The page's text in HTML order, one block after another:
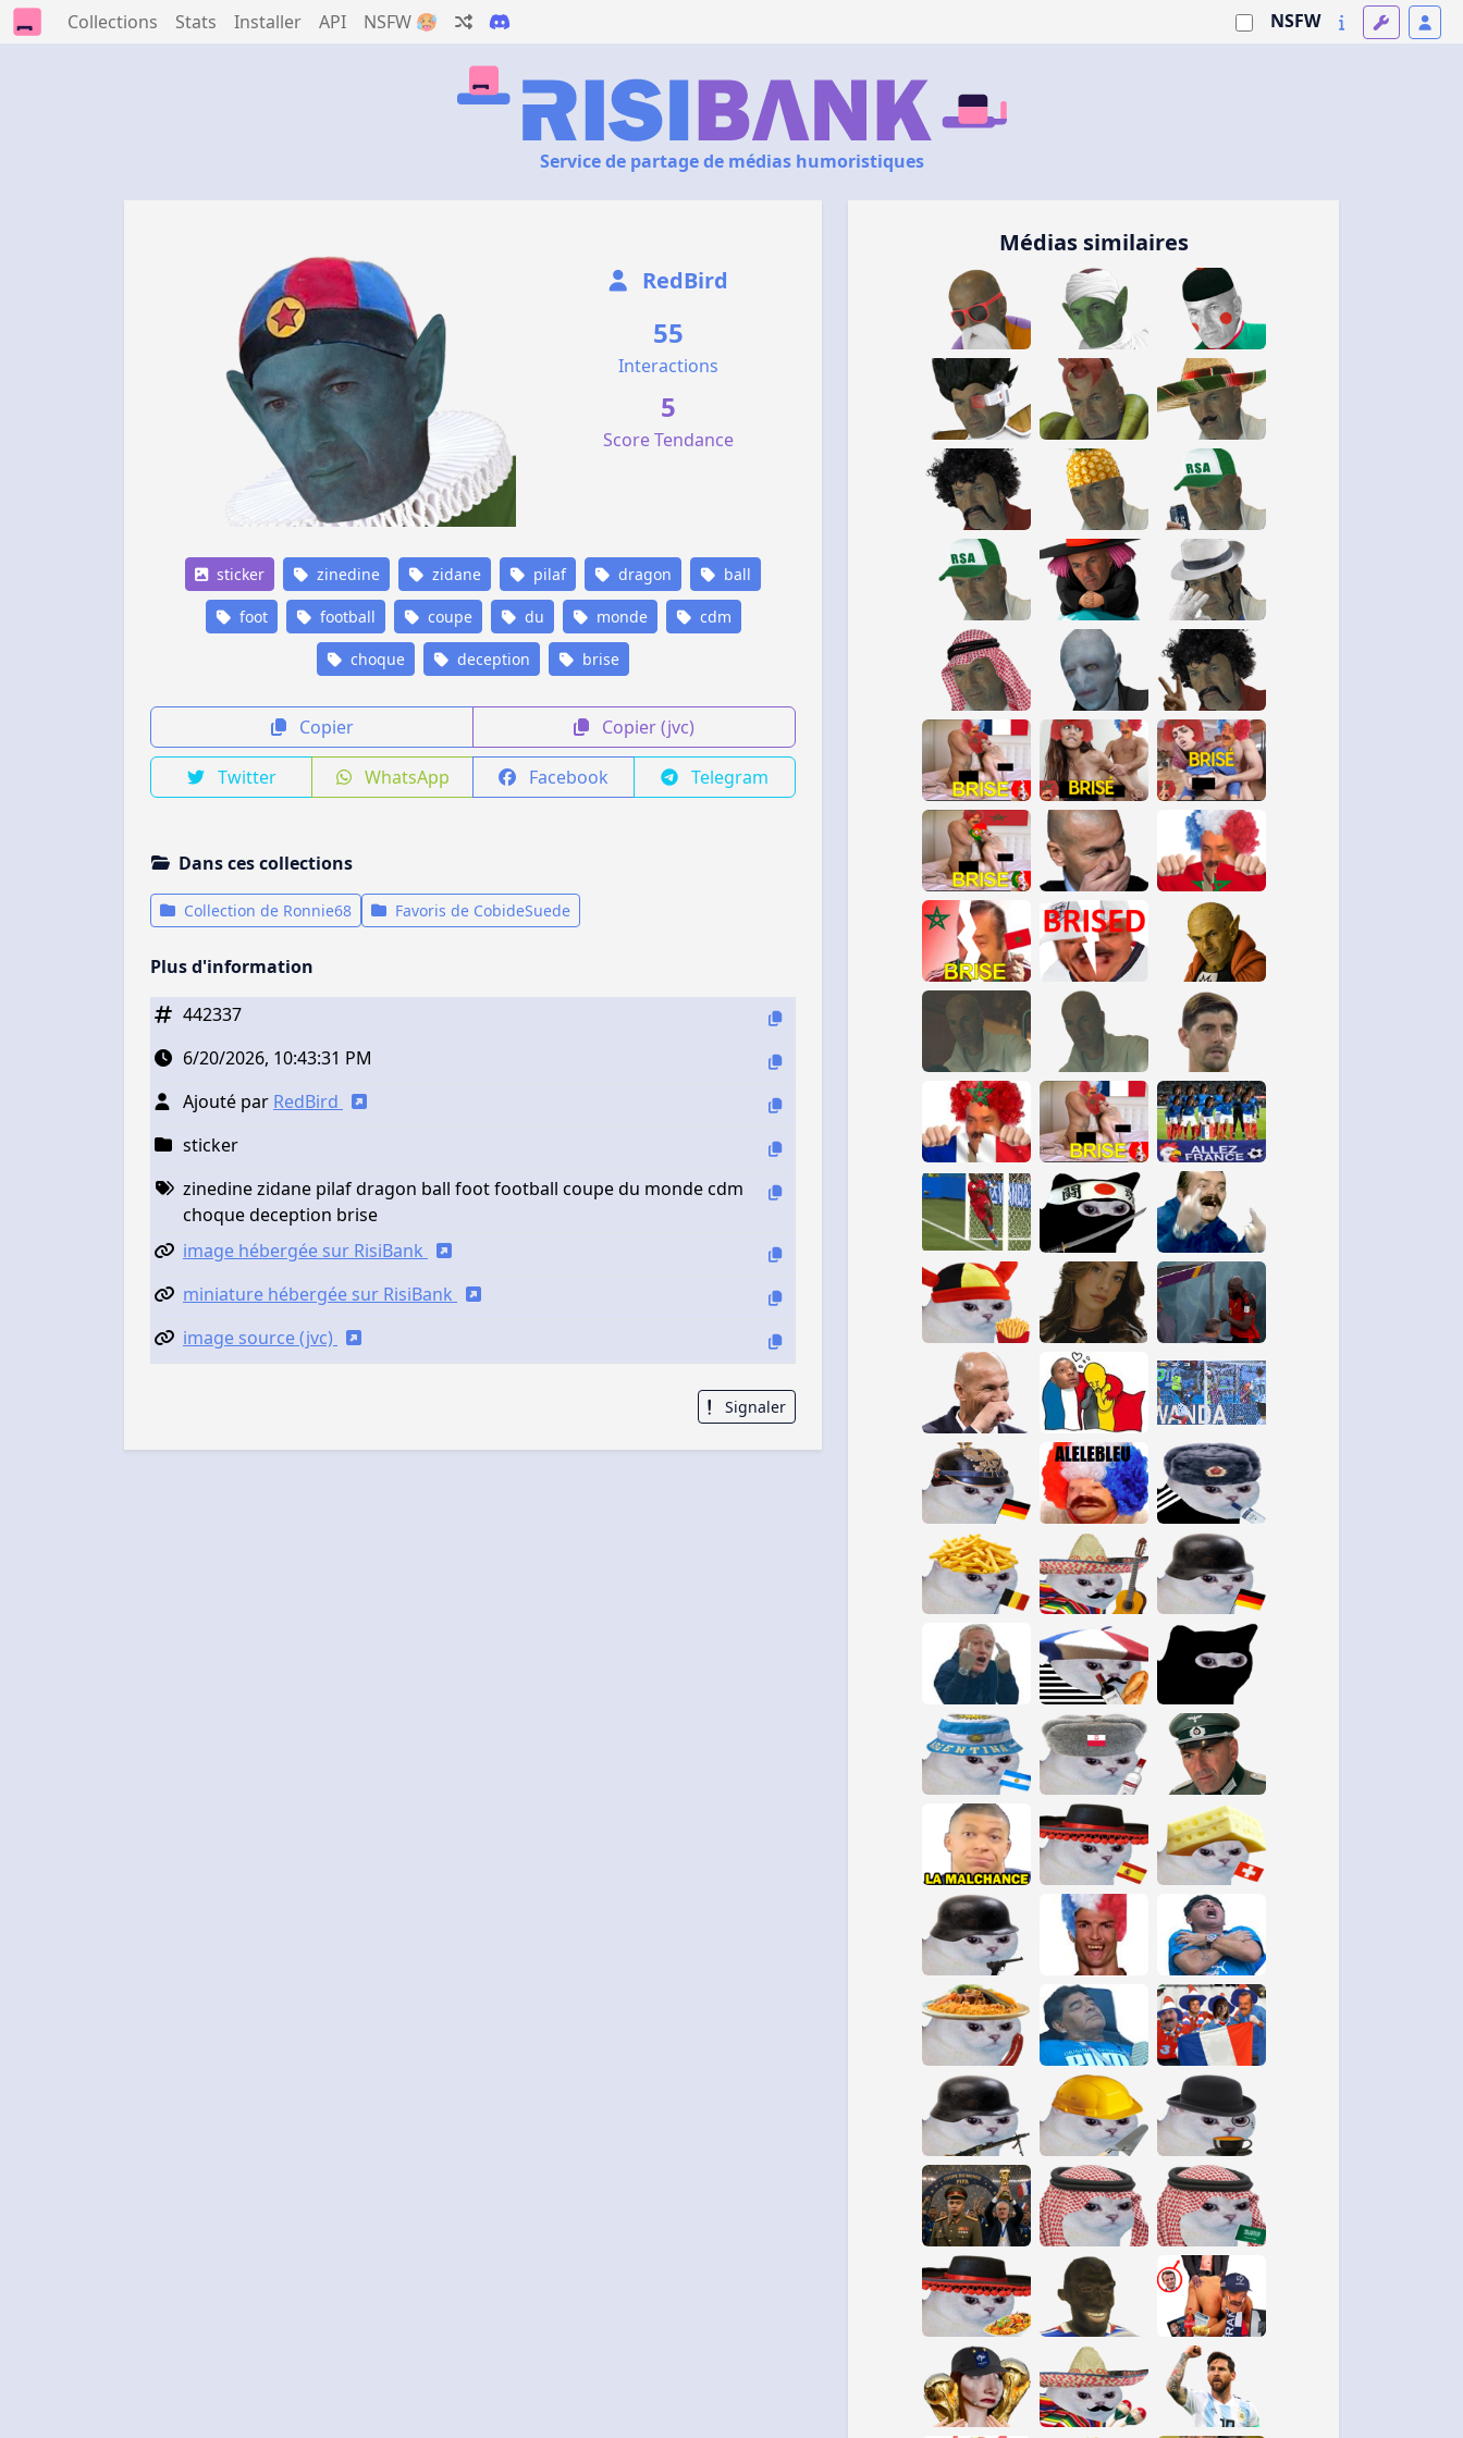
Collections Stats Installer API NSFW 🥵 NSFW
Service de partage de médias humoristiques
RedBird
55
Interactions
5
Score Tendance
sticker zinedine zidane pilaf dragon ball
foot football coupe du monde cdm
choque deception brise
Copier Copier (jvc)
Twitter WhatsApp Facebook Telegram
Dans ces collections
Collection de Ronnie68 Favoris de CobideSuede
Plus d'information
442337
6/20/2026, 10:43:31 PM
Ajouté par RedBird
sticker
zinedine zidane pilaf dragon ball foot football coupe du monde cdm
choque deception brise
image hébergée sur RisiBank
miniature hébergée sur RisiBank
image source (jvc)
Signaler
Médias similaires